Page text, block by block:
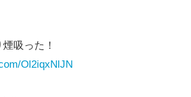
吸った！
Ol2iqxNlJN